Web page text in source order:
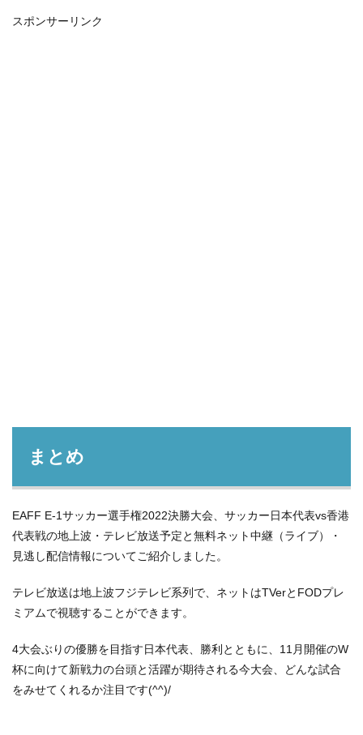
スポンサーリンク
まとめ
EAFF E-1サッカー選手権2022決勝大会、サッカー日本代表vs香港
代表戦の地上波・テレビ放送予定と無料ネット中継（ライブ）・
見逃し配信情報についてご紹介しました。
テレビ放送は地上波フジテレビ系列で、ネットはTVerとFODプレ
ミアムで視聴することができます。
4大会ぶりの優勝を目指す日本代表、勝利とともに、11月開催のW
杯に向けて新戦力の台頭と活躍が期待される今大会、どんな試合
をみせてくれるか注目です(^^)/